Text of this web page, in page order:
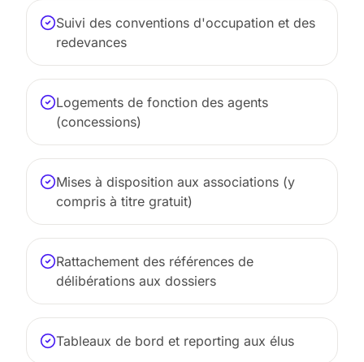
Suivi des conventions d'occupation et des
redevances
Logements de fonction des agents
(concessions)
Mises à disposition aux associations (y
compris à titre gratuit)
Rattachement des références de
délibérations aux dossiers
Tableaux de bord et reporting aux élus